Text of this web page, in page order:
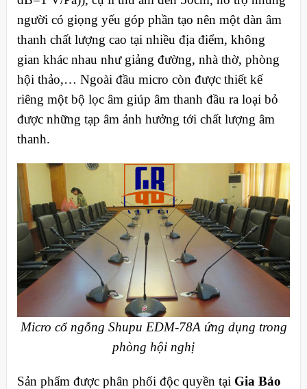
người có giọng yếu góp phần tạo nên một dàn âm
thanh chất lượng cao tại nhiều địa điểm, không
gian khác nhau như giảng đường, nhà thờ, phòng
hội thảo,… Ngoài đầu micro còn được thiết kế
riêng một bộ lọc âm giúp âm thanh đầu ra loại bỏ
được những tạp âm ảnh hưởng tới chất lượng âm
thanh.
Micro cổ ngỗng Shupu EDM-78A ứng dụng trong
phòng hội nghị
Sản phẩm được phân phối độc quyền tại Gia Bảo